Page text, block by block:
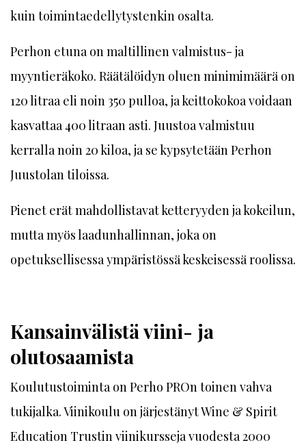
kuin toimintaedellytystenkin osalta.
Perhon etuna on maltillinen valmistus- ja
myyntieräkoko. Räätälöidyn oluen minimimäärä on
120 litraa eli noin 350 pulloa, ja keittokokoa voidaan
kasvattaa 400 litraan asti. Juustoa valmistuu
kerralla noin 20 kiloa, ja se kypsytetään Perhon
Juustolan tiloissa.
Pienet erät mahdollistavat ketteryyden ja kokeilun,
mutta myös laadunhallinnan, joka on
opetuksellisessa ympäristössä keskeisessä roolissa.
Kansainvälistä viini- ja
olutosaamista
Koulutustoiminta on Perho PROn toinen vahva
tukijalka. Viinikoulu on järjestänyt Wine & Spirit
Education Trustin viinikursseja vuodesta 2000